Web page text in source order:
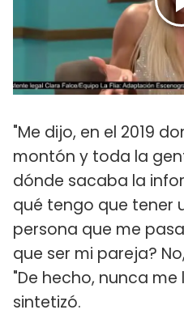
"Me dijo, en el 2019
montón y toda la
dónde sacaba la
qué tengo que tener
persona que me
que ser mi pareja?
"De hecho, nunca
sintetizó.